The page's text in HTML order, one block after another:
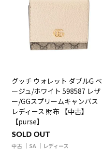
グッチ ウォレット ダブルG ベ
ージュ/ホワイト 598587 レザ
ー/GGスプリームキャンバス
レディース 財布 【中古】
【purse】
SOLD OUT
中古 SA レディース